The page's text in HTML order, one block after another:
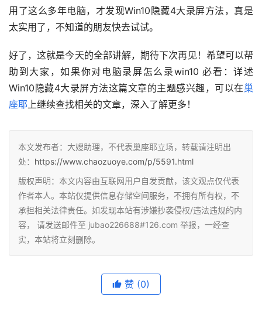
用了这么多年电脑，才发现Win10隐藏4大录屏方法，真是
太实用了，不知道的朋友快去试试。
好了，这就是今天的全部讲解，期待下次再见！希望可以帮
助到大家，如果你对电脑录屏怎么录win10 必看：详述
Win10隐藏4大录屏方法这篇文章的主题感兴趣，可以在巢
座耶上继续查找相关的文章，深入了解更多！
本文发布者：大嫂助理，不代表巢座耶立场，转载请注明出
处： https://www.chaozuoye.com/p/5591.html
版权声明：本文内容由互联网用户自发贡献，该文观点仅代表
作者本人。本站仅提供信息存储空间服务，不拥有所有权，不
承担相关法律责任。如发现本站有涉嫌抄袭侵权/违法违规的内
容， 请发送邮件至 jubao226688#126.com 举报，一经查
实，本站将立刻删除。
赞 (0)